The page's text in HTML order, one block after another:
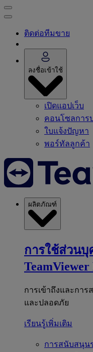
ติดต่อทีมขาย
ลงชื่อเข้าใช้
เปิดแอปเว็บ
คอนโซลการ
ใบแจ้งปัญหา
พอร์ทัลลูกค้า
ผลิตภัณฑ์
การใช้ส่วนบุ
TeamViewer
การเข้าถึงและการ
และปลอดภัย
เรียนรู้เพิ่มเติม
การสนับสนุน